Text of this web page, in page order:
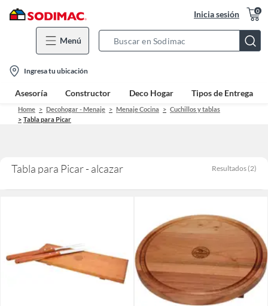
Inicia sesión 0
Menú
Bar
location-
icon
Ingresa tu ubicación
Asesoría Constructor Deco Hogar Tipos de Entrega
Home Decohogar - Menaje Menaje Cocina
Cuchillos y tablas
Tabla para Picar
Tabla para Picar - alcazar Resultados (2)